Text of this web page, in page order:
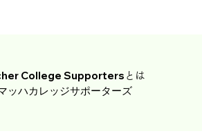
College Supporters とは
ッハカレッジサポーターズ